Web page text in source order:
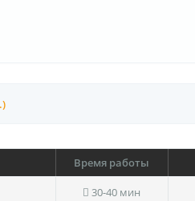
Время работы
30-40 мин